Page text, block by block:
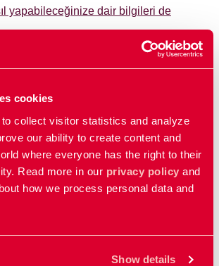
cookies
collect visitor statistics and analyze
our ability to create content and
where everyone has the right to their
Read more in our privacy policy and
how we process personal data and
Show details
yapabileceğinize dair bilgileri de
Kadın genital organı
Female genitals
Male genitals